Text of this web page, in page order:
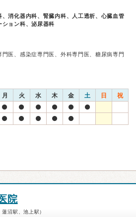
消化器内科、腎臓内科、人工透析、心臓血管
ション科、泌尿器科
医、感染症専門医、外科専門医、糖尿病専門
月 火 水 木 金 土 日 祝
院
沼駅、池上駅）